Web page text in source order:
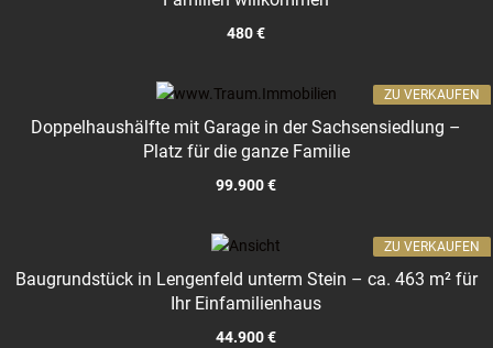
480 €
Doppelhaushälfte mit Garage in der Sachsensiedlung –
Platz für die ganze Familie
99.900 €
ZU VERKAUFEN
Baugrundstück in Lengenfeld unterm Stein – ca. 463 m² für
Ihr Einfamilienhaus
44.900 €
ZU VERKAUFEN